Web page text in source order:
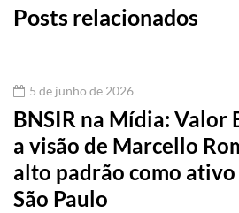
Posts relacionados
5 de junho de 2026
BNSIR na Mídia: Valor
a visão de Marcello
alto padrão como
São Paulo